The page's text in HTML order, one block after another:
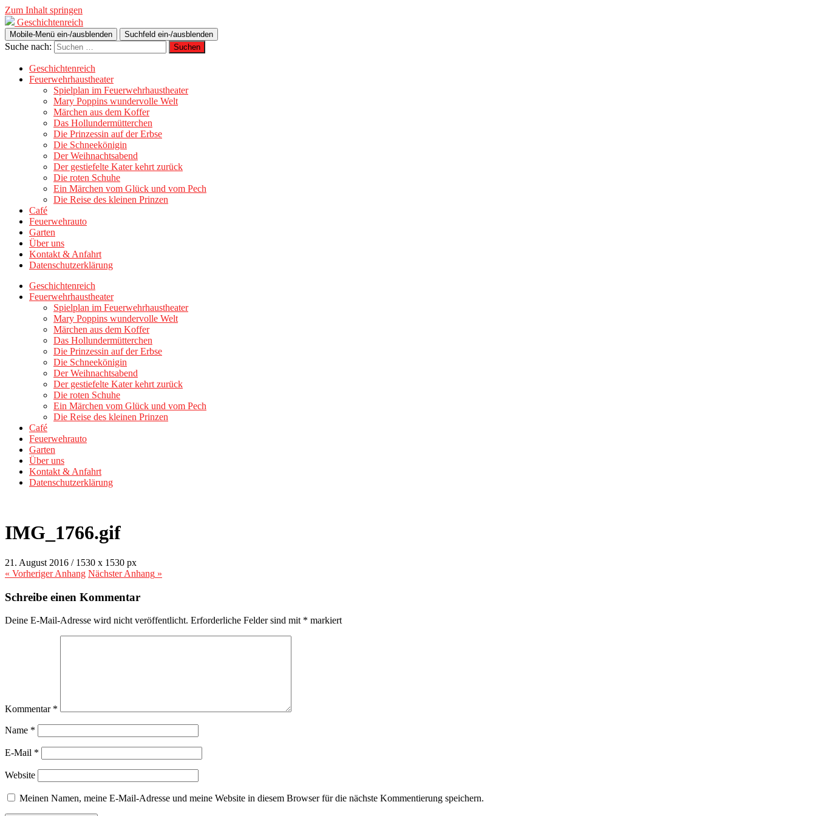
Zum Inhalt springen
Geschichtenreich
Mobile-Menü ein-/ausblenden Suchfeld ein-/ausblenden
Suche nach:
Geschichtenreich
Feuerwehrhaustheater
Spielplan im Feuerwehrhaustheater
Mary Poppins wundervolle Welt
Märchen aus dem Koffer
Das Hollundermütterchen
Die Prinzessin auf der Erbse
Die Schneekönigin
Der Weihnachtsabend
Der gestiefelte Kater kehrt zurück
Die roten Schuhe
Ein Märchen vom Glück und vom Pech
Die Reise des kleinen Prinzen
Café
Feuerwehrauto
Garten
Über uns
Kontakt & Anfahrt
Datenschutzerklärung
Geschichtenreich
Feuerwehrhaustheater
Spielplan im Feuerwehrhaustheater
Mary Poppins wundervolle Welt
Märchen aus dem Koffer
Das Hollundermütterchen
Die Prinzessin auf der Erbse
Die Schneekönigin
Der Weihnachtsabend
Der gestiefelte Kater kehrt zurück
Die roten Schuhe
Ein Märchen vom Glück und vom Pech
Die Reise des kleinen Prinzen
Café
Feuerwehrauto
Garten
Über uns
Kontakt & Anfahrt
Datenschutzerklärung
IMG_1766.gif
21. August 2016 / 1530 x 1530 px
« VorherigerAnhang NächsterAnhang »
Schreibe einen Kommentar
Deine E-Mail-Adresse wird nicht veröffentlicht. Erforderliche Felder sind mit * markiert
Kommentar *
Name *
E-Mail *
Website
Meinen Namen, meine E-Mail-Adresse und meine Website in diesem Browser für die nächste Kommentierung speichern.